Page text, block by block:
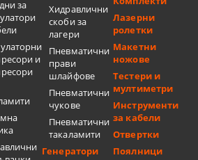
за
и
Хидравлични
скоби за
лагери
Пневматични
прави
шлайфове
Пневматични
чукове
Пневматични
такаламити
Генератори
Лазерни
ролетки
Макетни
ножове
Тестери и
мултиметри
Инструменти
за кабели
Отвертки
Поялници